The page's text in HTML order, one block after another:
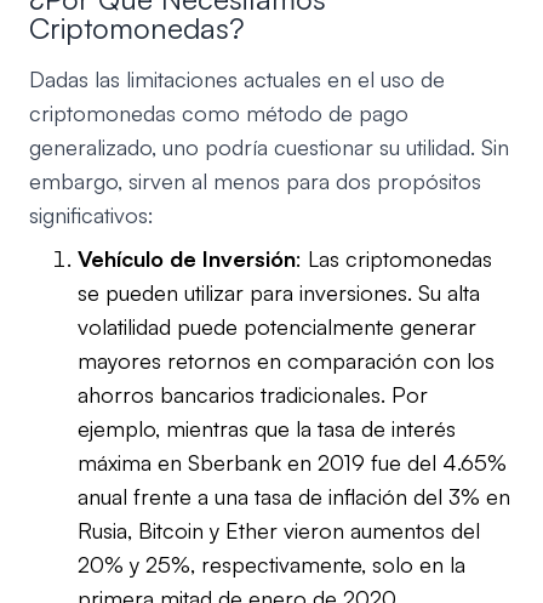
Criptomonedas?
Dadas las limitaciones actuales en el uso de
criptomonedas como método de pago
generalizado, uno podría cuestionar su utilidad. Sin
embargo, sirven al menos para dos propósitos
significativos:
Vehículo de Inversión: Las criptomonedas
se pueden utilizar para inversiones. Su alta
volatilidad puede potencialmente generar
mayores retornos en comparación con los
ahorros bancarios tradicionales. Por
ejemplo, mientras que la tasa de interés
máxima en Sberbank en 2019 fue del 4.65%
anual frente a una tasa de inflación del 3% en
Rusia, Bitcoin y Ether vieron aumentos del
20% y 25%, respectivamente, solo en la
primera mitad de enero de 2020.